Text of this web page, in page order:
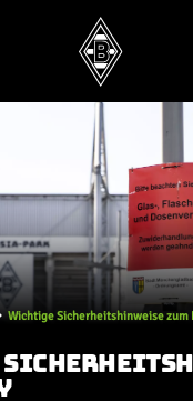
Wichtige Sicherheitshinweise zum